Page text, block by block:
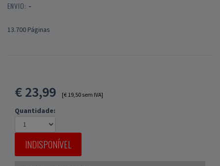
ENVIO: -
13.700 Páginas
€23,99 [€ 19,50 sem IVA]
Quantidade:
INDISPONÍVEL